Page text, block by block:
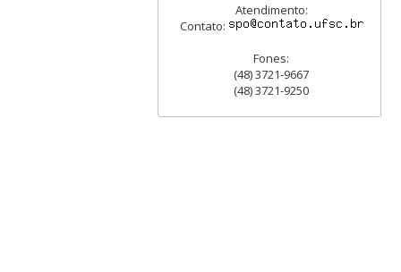
Atendimento:
Contato:
Fones:
(48) 3721-9667
(48) 3721-9250